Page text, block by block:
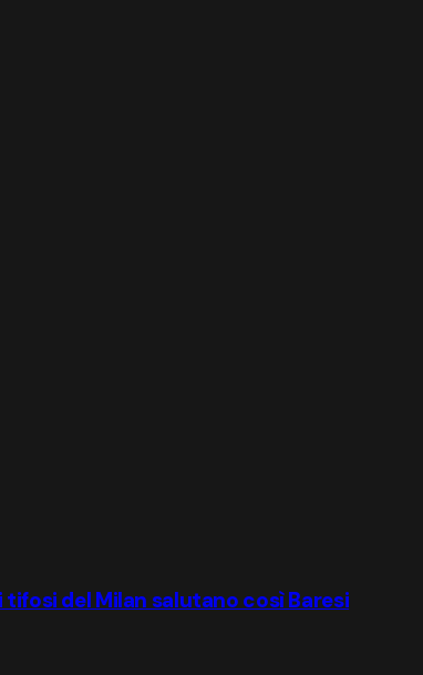
del Milan salutano così Baresi